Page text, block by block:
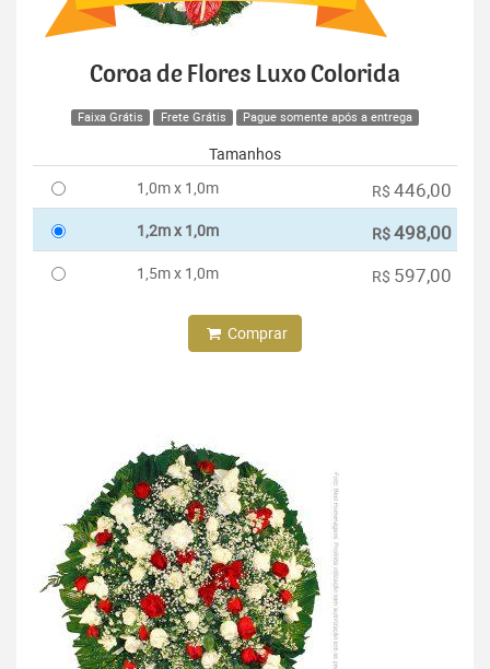
Coroa de Flores Luxo Colorida
Faixa Grátis Frete Grátis Pague somente após a entrega
Tamanhos
1,0m x 1,0m
R$ 446,00
1,2m x 1,0m R$498,00
1,5m x 1,0m R$ 597,00
Comprar